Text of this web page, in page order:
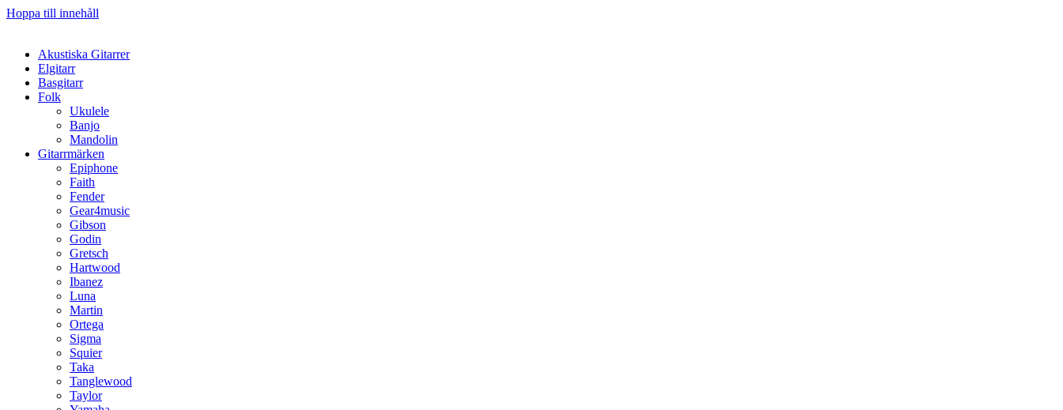
Hoppa till innehåll
Akustiska Gitarrer
Elgitarr
Basgitarr
Folk
Ukulele
Banjo
Mandolin
Gitarrmärken
Epiphone
Faith
Fender
Gear4music
Gibson
Godin
Gretsch
Hartwood
Ibanez
Luna
Martin
Ortega
Sigma
Squier
Taka
Tanglewood
Taylor